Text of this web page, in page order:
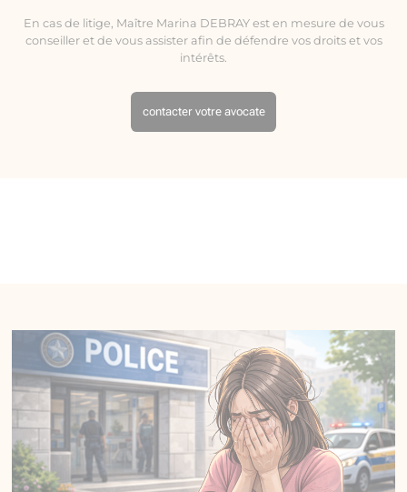
En cas de litige, Maître Marina DEBRAY est en mesure de vous
conseiller et de vous assister afin de défendre vos droits et vos
intérêts.
contacter votre avocate